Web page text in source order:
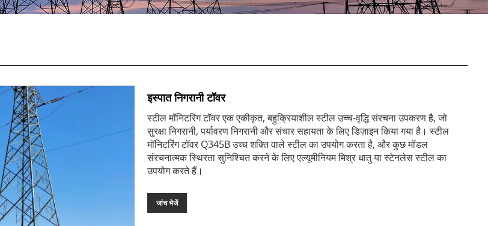
इस्पात निगरानी टॉवर
स्टील मॉनिटरिंग टॉवर एक एकीकृत, बहुक्रियाशील स्टील उच्च-वृद्धि संरचना उपकरण है, जो
सुरक्षा निगरानी, ​​पर्यावरण निगरानी और संचार सहायता के लिए डिज़ाइन किया गया है। स्टील
मॉनिटरिंग टॉवर Q345B उच्च शक्ति वाले स्टील का उपयोग करता है, और कुछ मॉडल
संरचनात्मक स्थिरता सुनिश्चित करने के लिए एल्यूमीनियम मिश्र धातु या स्टेनलेस स्टील का
उपयोग करते हैं।
जांच भेजें